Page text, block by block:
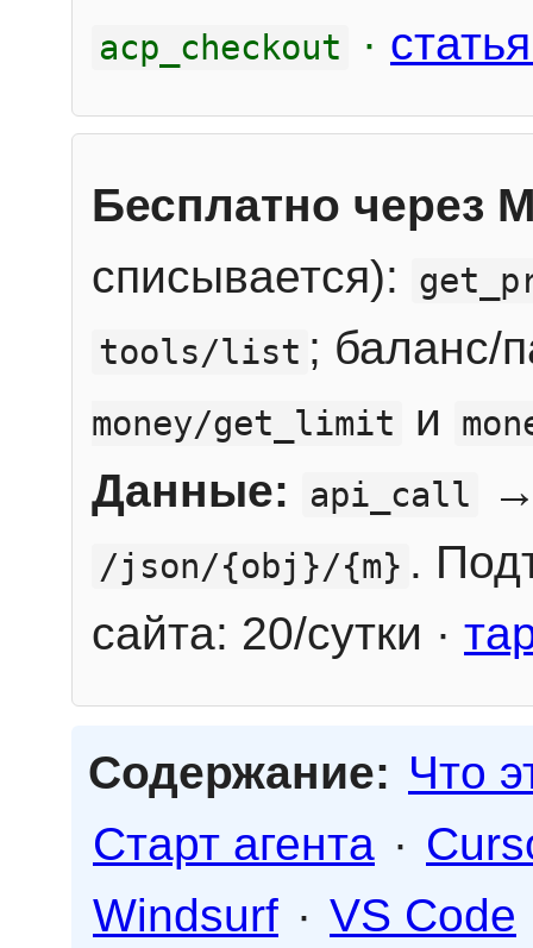
acp_checkout ·
Бесплатно через
списывается):
tools/list ; баланс/
money/get_limit и
Данные: api_call
/json/{obj}/{m} .
сайта: 20/сутки ·
Содержание: Что
Старт агента ·
Windsurf · VS Code